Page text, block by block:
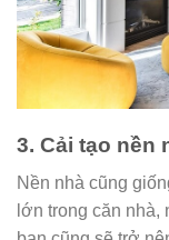
3. Cải tạo nền
Nền nhà cũng
lớn trong căn nhà,